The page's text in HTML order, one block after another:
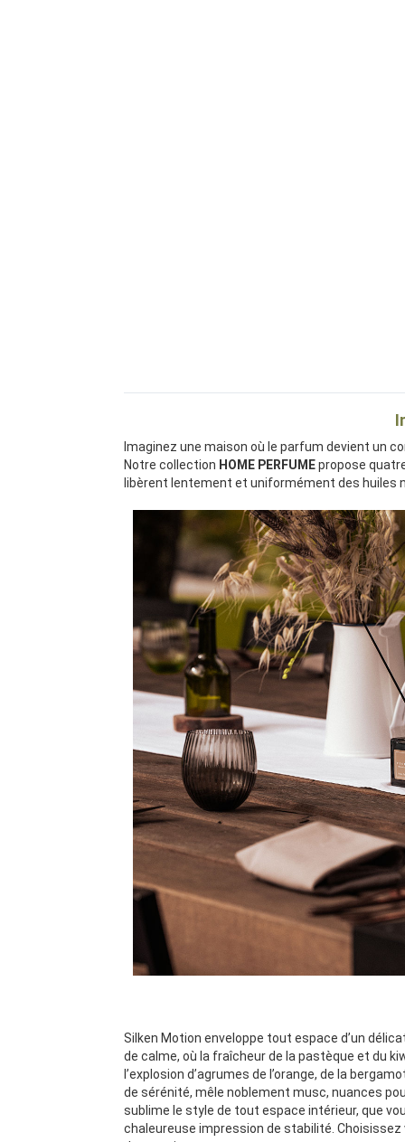
Imaginez une maison où le parfum devient un
Notre collection HOME PERFUMEpropose
libèrent lentement et uniformément des huiles
Silken Motion enveloppe tout espace d’un
de calme, où la fraîcheur de la pastèque et du
l’explosion d’agrumes de l’orange, de la
de sérénité, mêle noblement musc, nuances
sublime le style de tout espace intérieur, que
chaleureuse impression de stabilité.